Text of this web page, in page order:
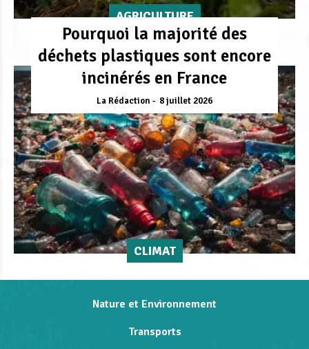
AGRICULTURE
Pourquoi la majorité des
déchets plastiques sont encore
incinérés en France
La Rédaction 8 juillet 2026
CLIMAT
Nature et Environnement
Transports